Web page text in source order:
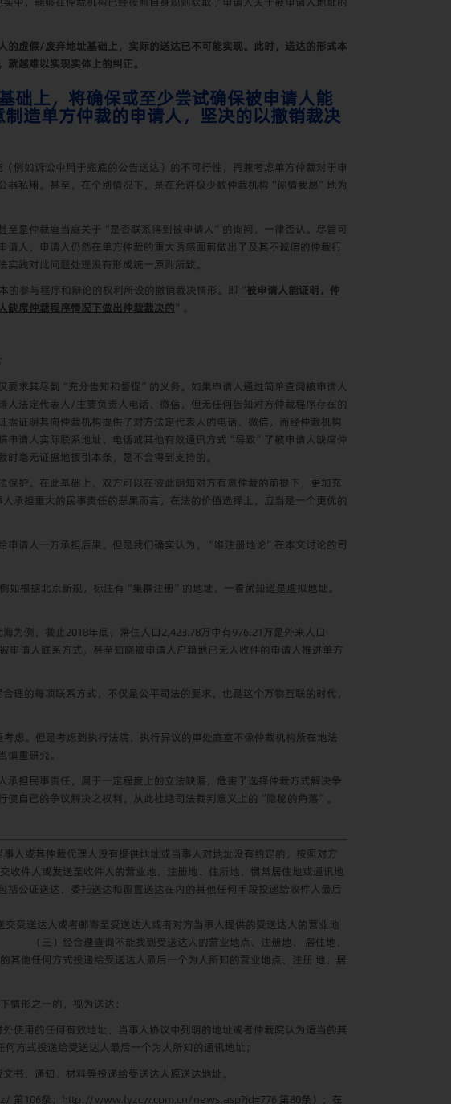
的虚假/废弃地址基础上，实际的送达已不可能实现。此时，送达的形式本
越难以实现实体上的纠正。
础上，将确保或至少尝试确保被申请人能
造单方仲裁的申请人，坚决的以撤销裁决
例如诉讼中用于兜底的公告送达）的不可行性，再兼考虑单方仲裁对于申
私用。甚至，在个别情况下，是在允许极少数仲裁机构“你情我愿”地为
是仲裁庭当庭关于“是否联系得到被申请人”的询问，一律否认。尽管可
人，申请人仍然在单方仲裁的重大诱惑面前做出了及其不诚信的仲裁行
践对此问题处理没有形成统一原则所致。
的参与程序和辩论的权利所设的撤销裁决情形。即 “被申请人能证明，仲
缺席仲裁程序情况下做出仲裁裁决的”。
求其尽到“充分告知和督促”的义务。如果申请人通过简单查阅被申请人
人法定代表人/ 主要负责人电话、微信，但无任何告知对方仲裁程序存在的
证明其向仲裁机构提供了对方法定代表人的电话、微信，而经仲裁机构
请人实际联系地址、电话或其他有效通讯方式“导致”了被申请人缺席仲
毫无证据地援引本条，是不会得到支持的。
护。在此基础上，双方可以在彼此明知对方有意仲裁的前提下，更加充
承担重大的民事责任的恶果而言，在法的价值选择上，应当是一个更优的
申请人一方承担后果。但是我们确实认为，“唯注册地论”在本文讨论的司
根据北京新规，标注有“集群注册”的地址，一看就知道是虚拟地址。
为例，截止2018年底，常住人口2,423.78万中有976.21 万是外来人口
请人联系方式，甚至知晓被申请人户籍地已无人收件的申请人推进单方
的每项联系方式，不仅是公平司法的要求，也是这个万物互联的时代，
虑。但是考虑到执行法院、执行异议的审处庭室不像仲裁机构所在地法
重研究。
担民事责任，属于一定程度上的立法缺漏，危害了选择仲裁方式解决争
自己的争议解决之权利。从此杜绝司法裁判意义上的“隐秘的角落”。
或其仲裁代理人没有提供地址或当事人对地址没有约定的，按照对方
人或发送至收件人的营业地、注册地、住所地、惯常居住地或通讯地
公证送达、委托送达和留置送达在内的其他任何手段投递给收件人最后
受送达人或者邮寄至受送达人或者对方当事人提供的受送达人的营业地
（三）经合理查询不能找到受送达人的营业地点、注册地、 居住地、
其他任何方式投递给受送达人最后一个为人所知的营业地点、注册 地、居
形之一的，视为送达：
使用的任何有效地址、当事人协议中列明的地址或者仲裁院认为适当的其
方式投递给受送达人最后一个为人所知的通讯地址；
书、通知、材料等投递给受送达人原送达地址。
第 106条； http://www.lyzcw.com.cn/news.asp?id=776 第80条）；在